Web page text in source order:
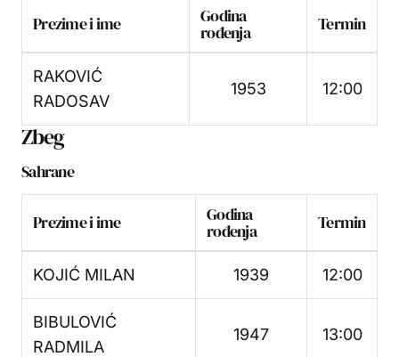
Prezime i ime Godina
rođenja Termin
RAKOVIĆ
RADOSAV
1953 12:00
Zbeg
Sahrane
Prezime i ime Godina
rođenja Termin
KOJIĆ MILAN 1939 12:00
BIBULOVIĆ
RADMILA
1947 13:00